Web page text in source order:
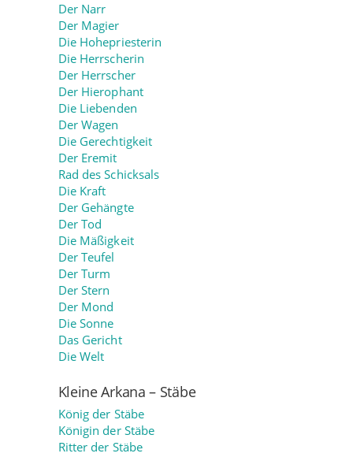
Der Narr
Der Magier
Die Hohepriesterin
Die Herrscherin
Der Herrscher
Der Hierophant
Die Liebenden
Der Wagen
Die Gerechtigkeit
Der Eremit
Rad des Schicksals
Die Kraft
Der Gehängte
Der Tod
Die Mäßigkeit
Der Teufel
Der Turm
Der Stern
Der Mond
Die Sonne
Das Gericht
Die Welt
Kleine Arkana – Stäbe
König der Stäbe
Königin der Stäbe
Ritter der Stäbe